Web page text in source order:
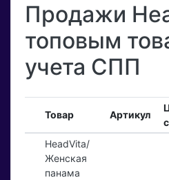
Продажи
топовым
учета СПП
Товар Артикул
HeadVita/
Женская
панама